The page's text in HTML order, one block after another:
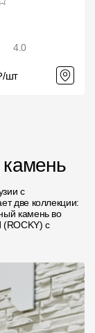
4.0
шт
с
две коллекции:
камень во
с